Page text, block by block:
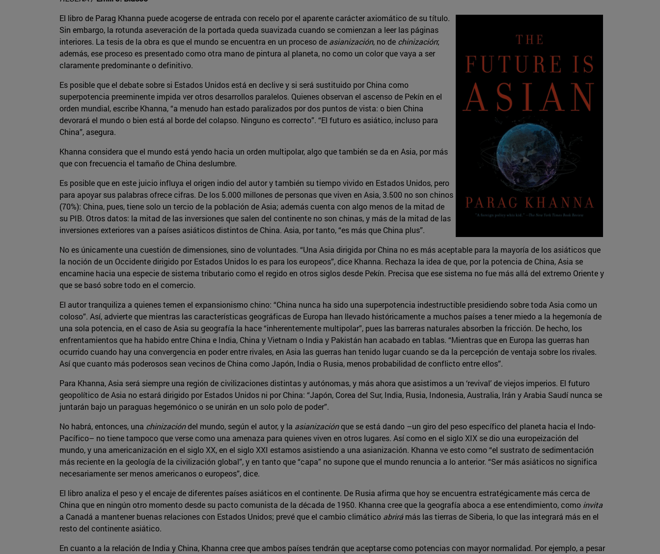
El libro de Parag Khanna puede acogerse de entrada con recelo por el aparente carácter axiomático de su título.
Sin embargo, la rotunda aseveración de la portada queda suavizada cuando se comienzan a leer las páginas
interiores. La tesis de la obra es que el mundo se encuentra en un proceso de asianización, no de chinización;
además, ese proceso es presentado como otra mano de pintura al planeta, no como un color que vaya a ser
claramente predominante o definitivo.
Es posible que el debate sobre si Estados Unidos está en declive y si será sustituido por China como
superpotencia preeminente impida ver otros desarrollos paralelos. Quienes observan el ascenso de Pekín en el
orden mundial, escribe Khanna, “a menudo han estado paralizados por dos puntos de vista: o bien China
devorará el mundo o bien está al borde del colapso. Ninguno es correcto”. “El futuro es asiático, incluso para
China”, asegura.
Khanna considera que el mundo está yendo hacia un orden multipolar, algo que también se da en Asia, por más
que con frecuencia el tamaño de China deslumbre.
Es posible que en este juicio influya el origen indio del autor y también su tiempo vivido en Estados Unidos, pero
para apoyar sus palabras ofrece cifras. De los 5.000 millones de personas que viven en Asia, 3.500 no son chinos
(70%): China, pues, tiene solo un tercio de la población de Asia; además cuenta con algo menos de la mitad de
su PIB. Otros datos: la mitad de las inversiones que salen del continente no son chinas, y más de la mitad de las
inversiones exteriores van a países asiáticos distintos de China. Asia, por tanto, “es más que China plus”.
No es únicamente una cuestión de dimensiones, sino de voluntades. “Una Asia dirigida por China no es más aceptable para la mayoría de los asiáticos que
la noción de un Occidente dirigido por Estados Unidos lo es para los europeos”, dice Khanna. Rechaza la idea de que, por la potencia de China, Asia se
encamine hacia una especie de sistema tributario como el regido en otros siglos desde Pekín. Precisa que ese sistema no fue más allá del extremo Oriente y
que se basó sobre todo en el comercio.
El autor tranquiliza a quienes temen el expansionismo chino: “China nunca ha sido una superpotencia indestructible presidiendo sobre toda Asia como un
coloso”. Así, advierte que mientras las características geográficas de Europa han llevado históricamente a muchos países a tener miedo a la hegemonía de
una sola potencia, en el caso de Asia su geografía la hace “inherentemente multipolar”, pues las barreras naturales absorben la fricción. De hecho, los
enfrentamientos que ha habido entre China e India, China y Vietnam o India y Pakistán han acabado en tablas. “Mientras que en Europa las guerras han
ocurrido cuando hay una convergencia en poder entre rivales, en Asia las guerras han tenido lugar cuando se da la percepción de ventaja sobre los rivales.
Así que cuanto más poderosos sean vecinos de China como Japón, India o Rusia, menos probabilidad de conflicto entre ellos”.
Para Khanna, Asia será siempre una región de civilizaciones distintas y autónomas, y más ahora que asistimos a un ‘revival’ de viejos imperios. El futuro
geopolítico de Asia no estará dirigido por Estados Unidos ni por China: “Japón, Corea del Sur, India, Rusia, Indonesia, Australia, Irán y Arabia Saudí nunca se
juntarán bajo un paraguas hegemónico o se unirán en un solo polo de poder”.
No habrá, entonces, una chinizacióndel mundo, según el autor, y la asianizaciónque se está dando –un giro del peso específico del planeta hacia el Indo-
Pacífico– no tiene tampoco que verse como una amenaza para quienes viven en otros lugares. Así como en el siglo XIX se dio una europeización del
mundo, y una americanización en el siglo XX, en el siglo XXI estamos asistiendo a una asianización. Khanna ve esto como “el sustrato de sedimentación
más reciente en la geología de la civilización global”, y en tanto que “capa” no supone que el mundo renuncia a lo anterior. “Ser más asiáticos no significa
necesariamente ser menos americanos o europeos”, dice.
El libro analiza el peso y el encaje de diferentes países asiáticos en el continente. De Rusia afirma que hoy se encuentra estratégicamente más cerca de
China que en ningún otro momento desde su pacto comunista de la década de 1950. Khanna cree que la geografía aboca a ese entendimiento, como invita
a Canadá a mantener buenas relaciones con Estados Unidos; prevé que el cambio climático abrirámás las tierras de Siberia, lo que las integrará más en el
resto del continente asiático.
En cuanto a la relación de India y China, Khanna cree que ambos países tendrán que aceptarse como potencias con mayor normalidad. Por ejemplo, a pesar